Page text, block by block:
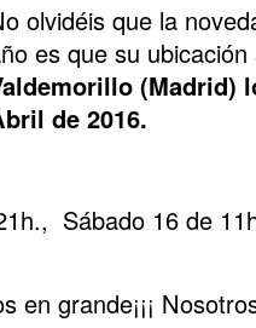
olvidéis que la
es que su
(Madrid)
de 2016.
Sábado 16 de
en grande¡¡¡